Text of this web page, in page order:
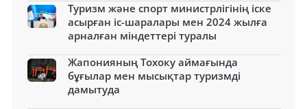
Туризм және спорт министрлігінің іске
асырған іс-шаралары мен 2024 жылға
арналған міндеттері туралы
Жапонияның Тохоку аймағында
бұғылар мен мысықтар туризмді
дамытуда